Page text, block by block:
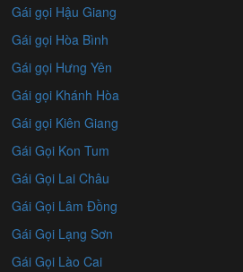
Gái gọi Hậu Giang
Gái gọi Hòa Bình
Gái gọi Hưng Yên
Gái gọi Khánh Hòa
Gái gọi Kiên Giang
Gái Gọi Kon Tum
Gái Gọi Lai Châu
Gái Gọi Lâm Đồng
Gái Gọi Lạng Sơn
Gái Gọi Lào Cai